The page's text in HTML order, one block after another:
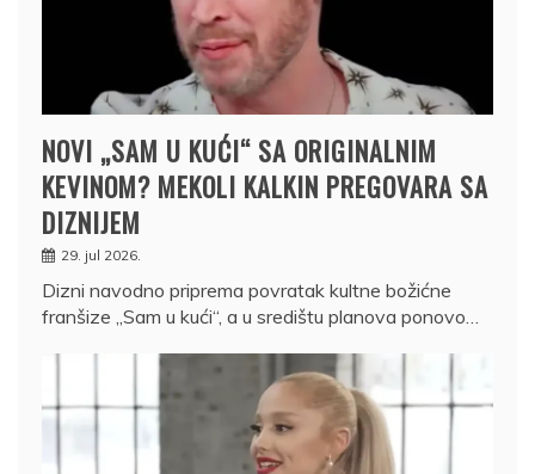
NOVI „SAM U KUĆI“ SA ORIGINALNIM
KEVINOM? MEKOLI KALKIN PREGOVARA SA
DIZNIJEM
29. jul 2026.
Dizni navodno priprema povratak kultne božićne
franšize „Sam u kući“, a u središtu planova ponovo…